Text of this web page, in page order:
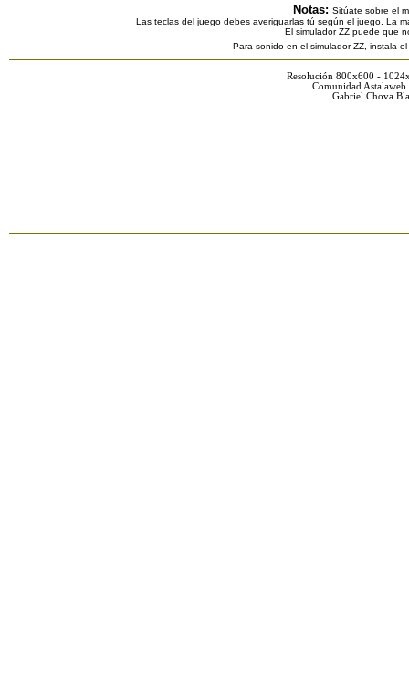
Notas: Sitúate sobre el
Las teclas del juego debes averiguarlas tú según el juego. La
El simulador ZZ puede que
Para sonido en el simulador ZZ, instala
Resolución 800x600 -
Comunidad
Gabriel Chova